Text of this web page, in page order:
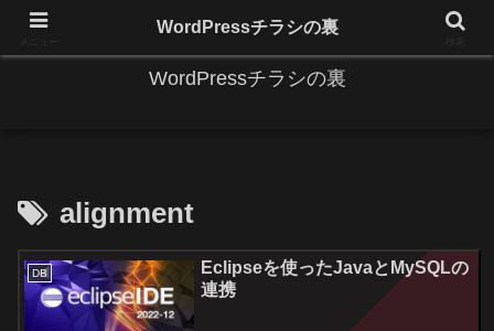
IT系に係る基礎的な情報と便利な使い方を更新します。
WordPressチラシの裏
alignment
DB
Eclipseを使ったJavaとMySQLの
連携
WordPressチラシの裏